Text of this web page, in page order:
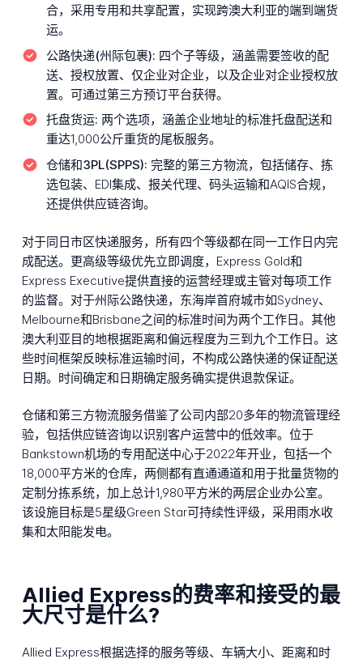
合，采用专用和共享配置，实现跨澳大利亚的端到端货
运。
公路快递(州际包裹): 四个子等级，涵盖需要签收的配
送、授权放置、仅企业对企业，以及企业对企业授权放
置。可通过第三方预订平台获得。
托盘货运: 两个选项，涵盖企业地址的标准托盘配送和
重达1,000公斤重货的尾板服务。
仓储和3PL(SPPS): 完整的第三方物流，包括储存、拣
选包装、EDI集成、报关代理、码头运输和AQIS合规，
还提供供应链咨询。
对于同日市区快递服务，所有四个等级都在同一工作日内完
成配送。更高级等级优先立即调度，Express Gold和
Express Executive提供直接的运营经理或主管对每项工作
的监督。对于州际公路快递，东海岸首府城市如Sydney、
Melbourne和Brisbane之间的标准时间为两个工作日。其他
澳大利亚目的地根据距离和偏远程度为三到九个工作日。这
些时间框架反映标准运输时间，不构成公路快递的保证配送
日期。时间确定和日期确定服务确实提供退款保证。
仓储和第三方物流服务借鉴了公司内部20多年的物流管理经
验，包括供应链咨询以识别客户运营中的低效率。位于
Bankstown机场的专用配送中心于2022年开业，包括一个
18,000平方米的仓库，两侧都有直通通道和用于批量货物的
定制分拣系统，加上总计1,980平方米的两层企业办公室。
该设施目标是5星级Green Star可持续性评级，采用雨水收
集和太阳能发电。
Allied Express的费率和接受的最
大尺寸是什么?
Allied Express根据选择的服务等级、车辆大小、距离和时